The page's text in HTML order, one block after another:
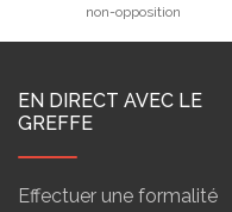
non-opposition
EN DIRECT AVEC LE
GREFFE
Effectuer une formalité